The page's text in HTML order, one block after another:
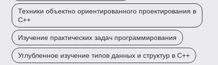
Техники объектно ориентированного проектирования в
C++
Изучение практических задач программирования
Углубленное изучение типов данных и структур в C++